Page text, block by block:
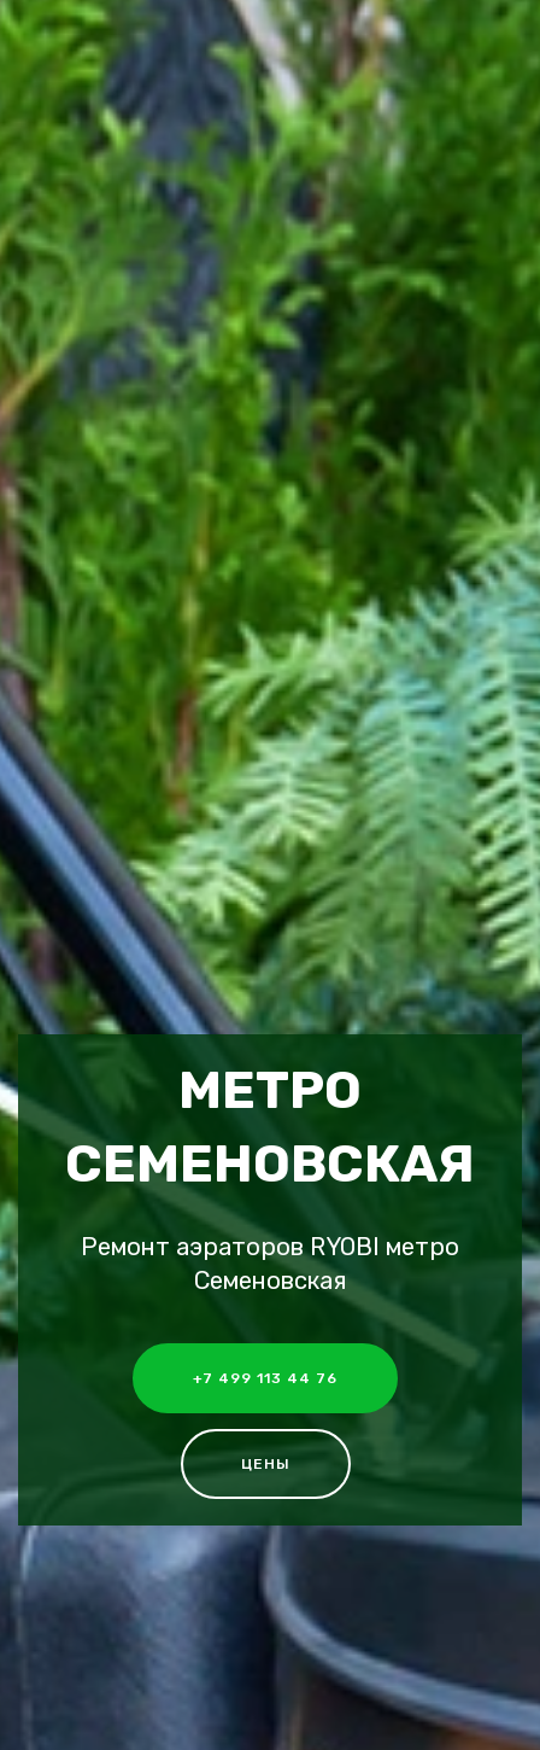
МЕТРО
СЕМЕНОВСКАЯ
Ремонт аэраторов RYOBI метро
Семеновская
+7 499 113 44 76
ЦЕНЫ